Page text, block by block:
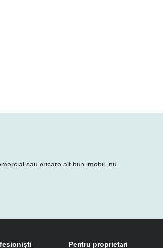
sau oricare alt bun imobil, nu
Pentru proprietari